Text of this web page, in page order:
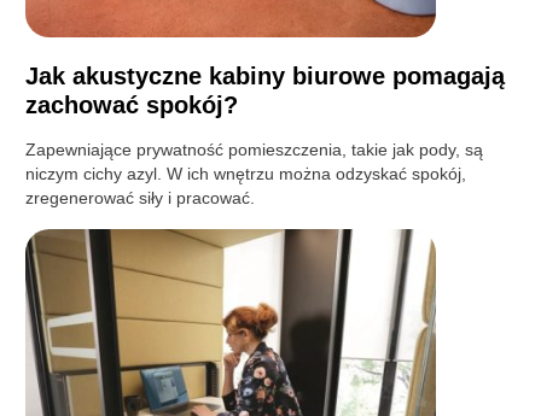
Jak akustyczne kabiny biurowe pomagają
zachować spokój?
Zapewniające prywatność pomieszczenia, takie jak pody, są
niczym cichy azyl. W ich wnętrzu można odzyskać spokój,
zregenerować siły i pracować.